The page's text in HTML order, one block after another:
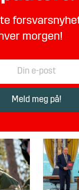
morgen!